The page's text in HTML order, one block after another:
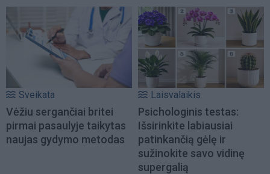
Sveikata
Vėžiu sergančiai britei
pirmai pasaulyje taikytas
naujas gydymo metodas
Laisvalaikis
Psichologinis testas:
Išsirinkite labiausiai
patinkančią gėlę ir
sužinokite savo vidinę
supergalią